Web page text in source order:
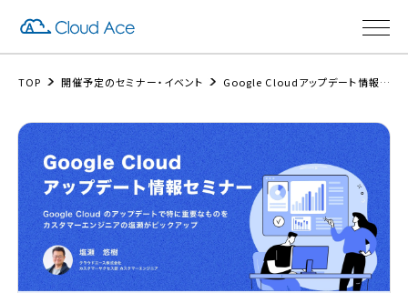
TOP 開催予定のセミナー・イベント Google Cloudアップデート情報セミナー